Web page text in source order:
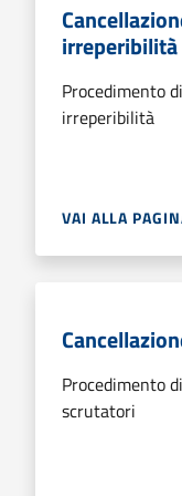
irreperibilità
Procedimento
irreperibilità
VAI ALLA
Procedimento
scrutatori